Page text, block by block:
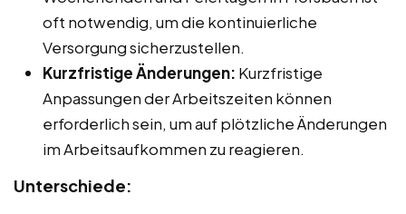
oft notwendig, um die kontinuierliche
Versorgung sicherzustellen.
Kurzfristige Änderungen: Kurzfristige
Anpassungen der Arbeitszeiten können
erforderlich sein, um auf plötzliche Änderungen
im Arbeitsaufkommen zu reagieren.
Unterschiede: